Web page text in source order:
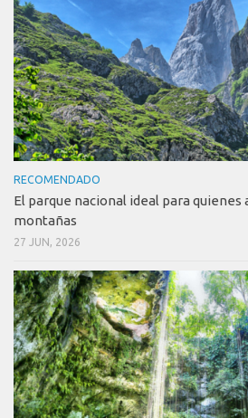
RECOMENDADO
El parque nacional ideal para
montañas
27 JUN, 2026